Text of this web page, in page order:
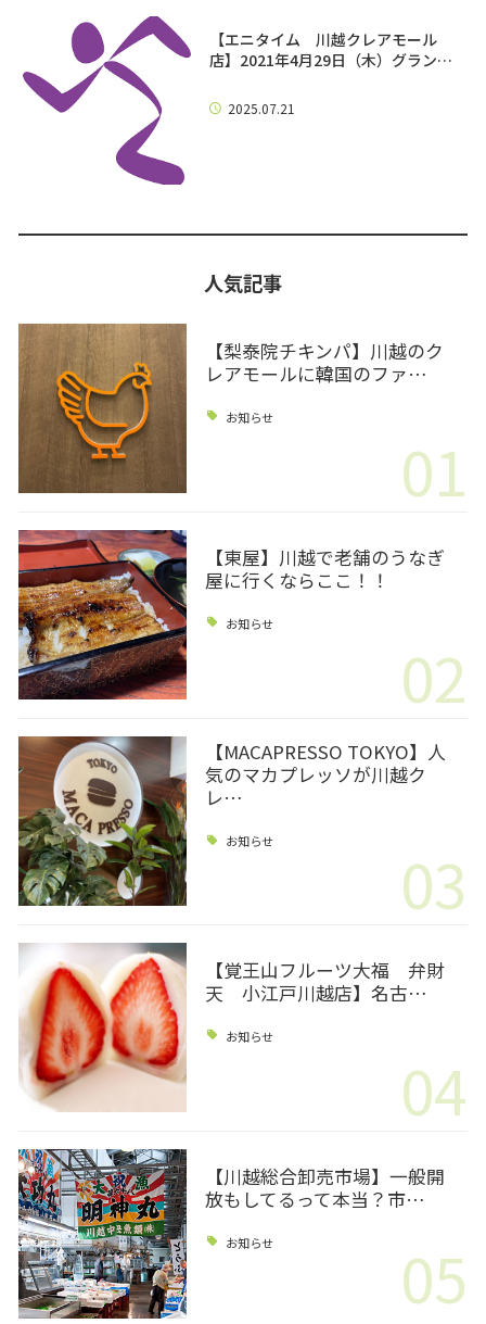
【エニタイム 川越クレアモール
店】2021年4月29日（木）グラン…
2025.07.21
人気記事
【梨泰院チキンパ】川越のク
レアモールに韓国のファ…
お知らせ
01
【東屋】川越で老舗のうなぎ
屋に行くならここ！！
お知らせ
02
【MACAPRESSO TOKYO】人
気のマカプレッソが川越ク
レ…
お知らせ 03
【覚王山フルーツ大福 弁財
天 小江戸川越店】名古…
お知らせ
04
【川越総合卸売市場】一般開
放もしてるって本当？市…
お知らせ 05